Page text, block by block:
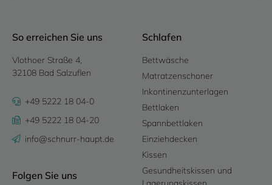
So erreichen Sie uns
Vlothoer Straße 4,
32108 Bad Salzuflen
+49 5222 18 04-0
+49 5222 18 04-20
info@schnurr-haupt.de
Folgen Sie uns
Schlafen
Bettwäsche
Matratzenschoner
Inkontinenzunterlagen
Bettlaken
Spannbettlaken
Einziehdecken
Kissen
Gesundheitskissen und